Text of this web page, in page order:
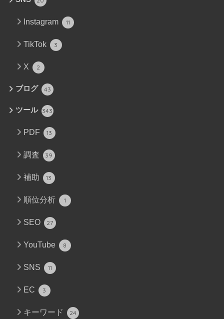
Instagram 11
TikTok 3
X 2
ブログ 43
ツール 343
PDF 13
調査 39
補助 13
順位分析 1
SEO 27
YouTube 8
SNS 11
EC 3
キーワード 24